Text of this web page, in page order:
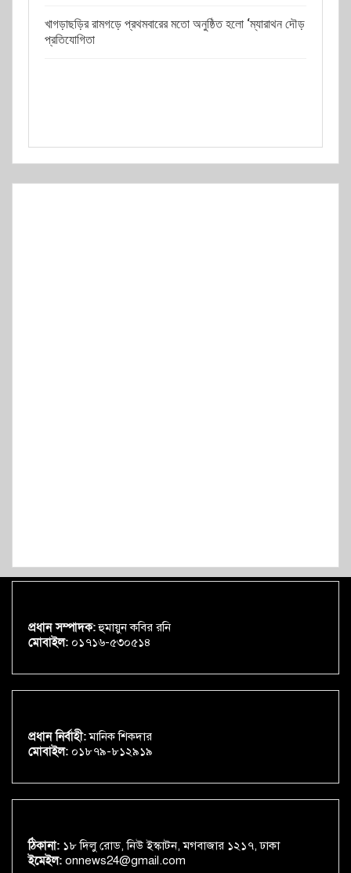
খাগড়াছড়ির রামগড়ে প্রথমবারের মতো অনুষ্ঠিত হলো ‘ম্যারাথন দৌড়
প্রতিযোগিতা
প্রধান সম্পাদক:হুমায়ুন কবির রনি
মোবাইল: ০১৭১৬-৫৩০৫১৪
প্রধান নির্বাহী:মানিক শিকদার
মোবাইল: ০১৮৭৯-৮১২৯১৯
ঠিকানা: ১৮ দিলু রোড, নিউ ইস্কাটন, মগবাজার ১২১৭, ঢাকা
ইমেইল: onnews24@gmail.com